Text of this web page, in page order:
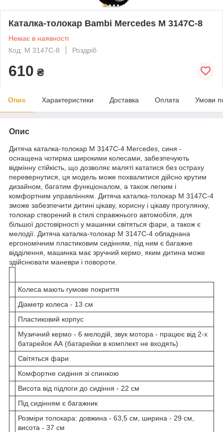
Каталка-толокар Bambi Mercedes M 3147C-8
Немає в наявності
Код: M 3147C-8
Роздріб
610 ₴
Опис Характеристики Доставка Оплата Умови
Опис
Дитяча каталка-толокар M 3147C-4 Mercedes, синя -
оснащена чотирма широкими колесами, забезпечують
відмінну стійкість, що дозволяє маляті кататися без остраху
перевернутися, ця модель може похвалитися дійсно крутим
дизайном, багатим функціоналом, а також легким і
комфортним управлінням. Дитяча каталка-толокар M 3147C-4
зможе забезпечити дитині цікаву, корисну і цікаву прогулянку,
толокар створений в стилі справжнього автомобіля, для
більшої достовірності у машинки світяться фари, а також є
мелодії. Дитяча каталка-толокар M 3147C-4 обладнана
ергономічним пластиковим сидінням, під ним є багажне
відділення, машинка має зручний кермо, яким дитина може
здійснювати маневри і повороти.
Колеса мають гумове покриття
Діаметр колеса - 13 см
Пластиковий корпус
Музичний кермо - 6 мелодій, звук мотора - працює від 2-х
батарейок АА (батарейки в комплект не входять)
Світяться фари
Комфортне сидіння зі спинкою
Висота від підлоги до сидіння - 22 см
Під сидінням є багажник
Розміри толокара: довжина - 63,5 см, ширина - 29 см,
висота - 37 см